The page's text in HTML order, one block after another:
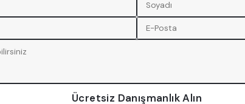
Ücretsiz Danışmanlık Alın